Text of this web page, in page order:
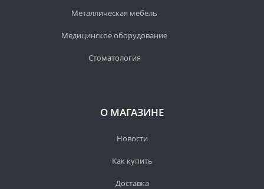
Металлическая мебель
Медицинское оборудование
Стоматология
О МАГАЗИНЕ
Новости
Как купить
Доставка